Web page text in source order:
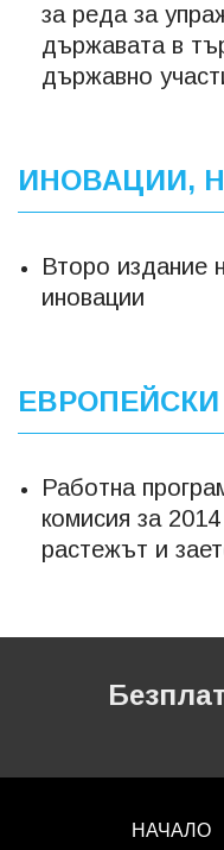
за реда за
държавата в
държавно
ИНОВАЦИИ,
Второ издание
иновации
Работна
комисия за
растежът и
НАЧАЛО